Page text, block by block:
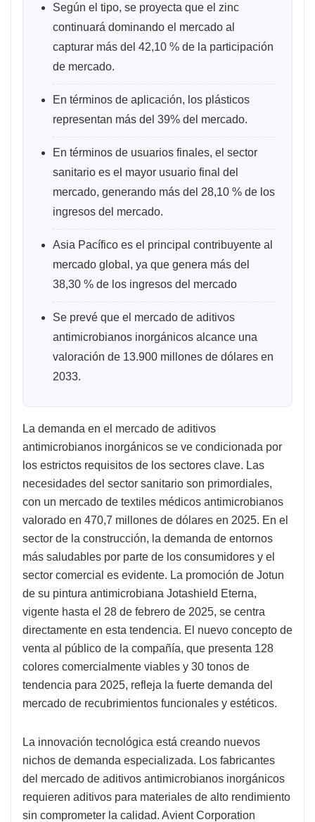
Según el tipo, se proyecta que el zinc
continuará dominando el mercado al
capturar más del 42,10 % de la participación
de mercado.
En términos de aplicación, los plásticos
representan más del 39% del mercado.
En términos de usuarios finales, el sector
sanitario es el mayor usuario final del
mercado, generando más del 28,10 % de los
ingresos del mercado.
Asia Pacífico es el principal contribuyente al
mercado global, ya que genera más del
38,30 % de los ingresos del mercado
Se prevé que el mercado de aditivos
antimicrobianos inorgánicos alcance una
valoración de 13.900 millones de dólares en
2033.
La demanda en el mercado de aditivos
antimicrobianos inorgánicos se ve condicionada por
los estrictos requisitos de los sectores clave. Las
necesidades del sector sanitario son primordiales,
con un mercado de textiles médicos antimicrobianos
valorado en 470,7 millones de dólares en 2025. En el
sector de la construcción, la demanda de entornos
más saludables por parte de los consumidores y el
sector comercial es evidente. La promoción de Jotun
de su pintura antimicrobiana Jotashield Eterna,
vigente hasta el 28 de febrero de 2025, se centra
directamente en esta tendencia. El nuevo concepto de
venta al público de la compañía, que presenta 128
colores comercialmente viables y 30 tonos de
tendencia para 2025, refleja la fuerte demanda del
mercado de recubrimientos funcionales y estéticos.
La innovación tecnológica está creando nuevos
nichos de demanda especializada. Los fabricantes
del mercado de aditivos antimicrobianos inorgánicos
requieren aditivos para materiales de alto rendimiento
sin comprometer la calidad. Avient Corporation